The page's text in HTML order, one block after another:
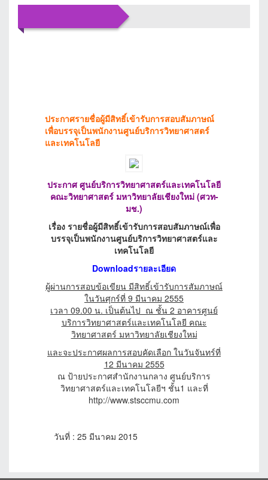
ประกาศรายชื่อผู้มีสิทธิ์เข้ารับการสอบสัมภาษณ์
เพื่อบรรจุเป็นพนักงานศูนย์บริการวิทยาศาสตร์
และเทคโนโลยี
ประกาศ ศูนย์บริการวิทยาศาสตร์และเทคโนโลยี
คณะวิทยาศาสตร์ มหาวิทยาลัยเชียงใหม่ (ศวท-
มช.)
เรื่อง รายชื่อผู้มีสิทธิ์เข้ารับการสอบสัมภาษณ์เพื่อ
บรรจุเป็นพนักงานศูนย์บริการวิทยาศาสตร์และ
เทคโนโลยี
Downloadรายละเอียด
ผู้ผ่านการสอบข้อเขียน มีสิทธิ์เข้ารับการสัมภาษณ์
ในวันศุกร์ที่ 9 มีนาคม 2555
เวลา 09.00 น. เป็นต้นไป ณ ชั้น 2 อาคารศูนย์
บริการวิทยาศาสตร์และเทคโนโลยี คณะ
วิทยาศาสตร์ มหาวิทยาลัยเชียงใหม่
และจะประกาศผลการสอบคัดเลือก ในวันจันทร์ที่
12 มีนาคม 2555
ณ ป้ายประกาศสำนักงานกลาง ศูนย์บริการ
วิทยาศาสตร์และเทคโนโลยีฯ ชั้น1 และที่
http://www.stsccmu.com
วันที่ : 25 มีนาคม 2015